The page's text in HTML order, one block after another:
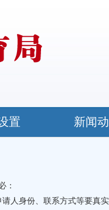
置 新闻
：
人身份、联系方式等要真